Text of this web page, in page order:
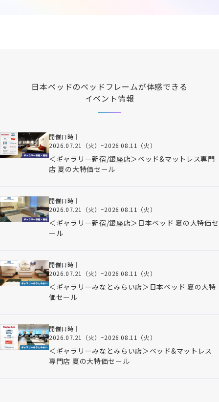
日本ベッドのベッドフレームが体感できる
イベント情報
開催日時｜
2026.07.21（火） ~2026.08.11（火）
＜ギャラリー新宿/銀座店＞ベッド&マットレス専門
店 夏の大特価セール
開催日時｜
2026.07.21（火） ~2026.08.11（火）
＜ギャラリー新宿/銀座店＞日本ベッド 夏の大特価セ
ール
開催日時｜
2026.07.21（火） ~2026.08.11（火）
＜ギャラリーみなとみらい店＞日本ベッド 夏の大特
価セール
開催日時｜
2026.07.21（火） ~2026.08.11（火）
＜ギャラリーみなとみらい店＞ベッド&マットレス
専門店 夏の大特価セール